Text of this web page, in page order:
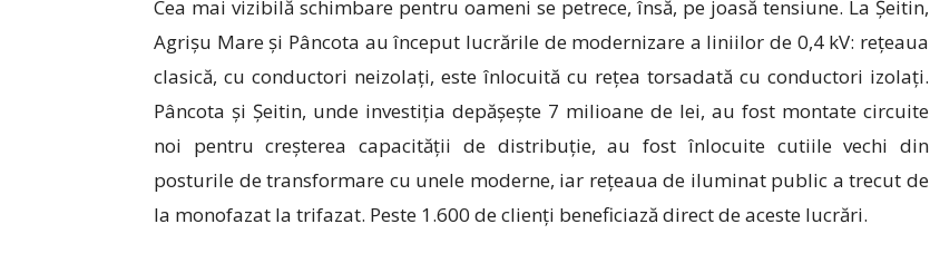
Cea mai vizibilă schimbare pentru oameni se petrece, însă, pe joasă tensiune. La Șeitin,
Agrișu Mare și Pâncota au început lucrările de modernizare a liniilor de 0,4 kV: rețeaua
clasică, cu conductori neizolați, este înlocuită cu rețea torsadată cu conductori izolați.
Pâncota și Șeitin, unde investiția depășește 7 milioane de lei, au fost montate circuite
noi pentru creșterea capacității de distribuție, au fost înlocuite cutiile vechi din
posturile de transformare cu unele moderne, iar rețeaua de iluminat public a trecut de
la monofazat la trifazat. Peste 1.600 de clienți beneficiază direct de aceste lucrări.